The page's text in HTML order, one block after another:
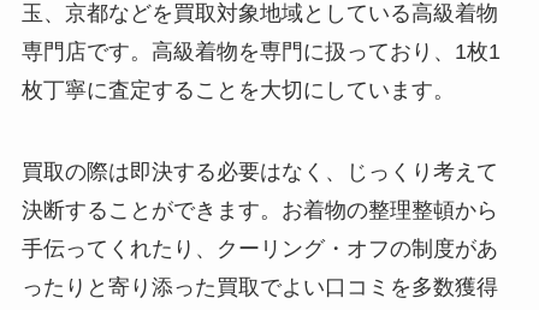
玉、京都などを買取対象地域としている高級着物
専門店です。高級着物を専門に扱っており、1枚1
枚丁寧に査定することを大切にしています。
買取の際は即決する必要はなく、じっくり考えて
決断することができます。お着物の整理整頓から
手伝ってくれたり、クーリング・オフの制度があ
ったりと寄り添った買取でよい口コミを多数獲得